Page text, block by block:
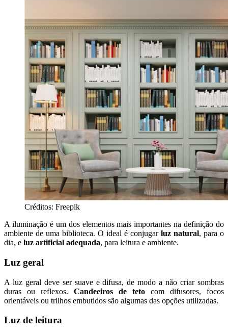
Créditos: Freepik
A iluminação é um dos elementos mais importantes na definição do
ambiente de uma biblioteca. O ideal é conjugar luz natural, para o
dia, e luz artificial adequada, para leitura e ambiente.
Luz geral
A luz geral deve ser suave e difusa, de modo a não criar sombras
duras ou reflexos. Candeeiros de teto com difusores, focos
orientáveis ou trilhos embutidos são algumas das opções utilizadas.
Luz de leitura